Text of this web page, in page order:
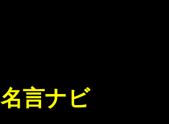
名言ナビ